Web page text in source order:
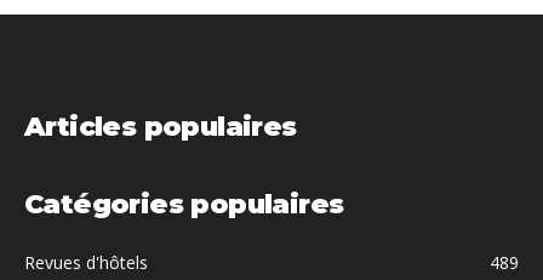
Articles populaires
Catégories populaires
Revues d'hôtels
489